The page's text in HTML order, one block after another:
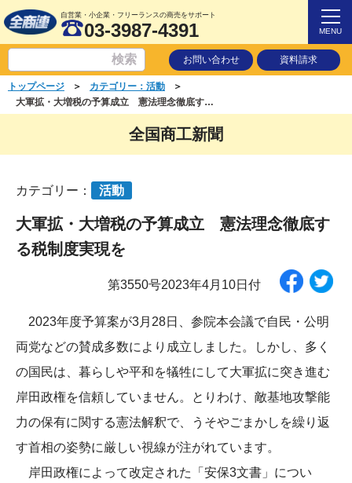
自営業・小企業・フリーランスの商売をサポート
03-3987-4391 MENU
お問い合わせ 資料請求
トップページ ＞ カテゴリー：活動
＞
大軍拡・大増税の予算成立 憲法理念徹底する税制度実現を
全国商工新聞
カテゴリー： 活動
大軍拡・大増税の予算成立 憲法理念徹底す
る税制度実現を
第3550号2023年4月10日付
2023年度予算案が3月28日、参院本会議で自民・公明
両党などの賛成多数により成立しました。しかし、多く
の国民は、暮らしや平和を犠牲にして大軍拡に突き進む
岸田政権を信頼していません。とりわけ、敵基地攻撃能
力の保有に関する憲法解釈で、うそやごまかしを繰り返
す首相の姿勢に厳しい視線が注がれています。
岸田政権によって改定された「安保3文書」につい